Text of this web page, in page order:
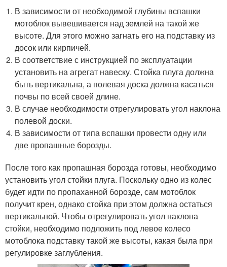
В зависимости от необходимой глубины вспашки
мотоблок вывешивается над землей на такой же
высоте. Для этого можно загнать его на подставку из
досок или кирпичей.
В соответствие с инструкцией по эксплуатации
установить на агрегат навеску. Стойка плуга должна
быть вертикальна, а полевая доска должна касаться
почвы по всей своей длине.
В случае необходимости отрегулировать угол наклона
полевой доски.
В зависимости от типа вспашки провести одну или
две пропашные борозды.
После того как пропашная борозда готовы, необходимо
установить угол стойки плуга. Поскольку одно из колес
будет идти по пропаханной борозде, сам мотоблок
получит крен, однако стойка при этом должна остаться
вертикальной. Чтобы отрегулировать угол наклона
стойки, необходимо подложить под левое колесо
мотоблока подставку такой же высоты, какая была при
регулировке заглубления.